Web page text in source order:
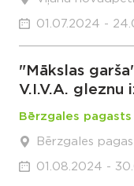
01.07.2024 -
"Mākslas
V.I.V.A. gleznu
Bērzgales pagasts
Bērzgales
01.08.2024 -